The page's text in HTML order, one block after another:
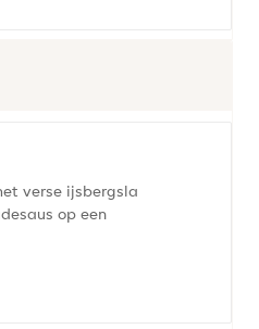
verse ijsbergsla
op een